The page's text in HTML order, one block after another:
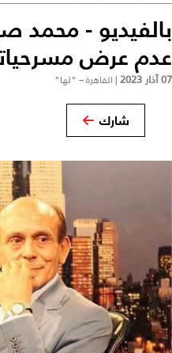
بالفيديو -
عدم عرض
07 آذار 2023 | القاهرة – "لها"
شارك